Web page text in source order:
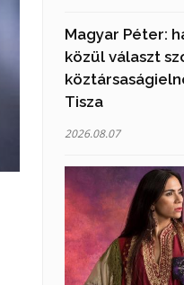
Magyar Péter:
közül választ
Tisza
2026.08.07